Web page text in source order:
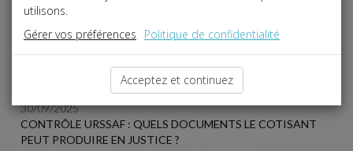
utilisons.
Gérer vos préférences
Politique de confidentialité
Acceptez et continuez
Liste des dernières dépêches
30/09/2025
CONTRÔLE URSSAF : QUELS DOCUMENTS LE COTISANT
PEUT PRODUIRE EN JUSTICE ?